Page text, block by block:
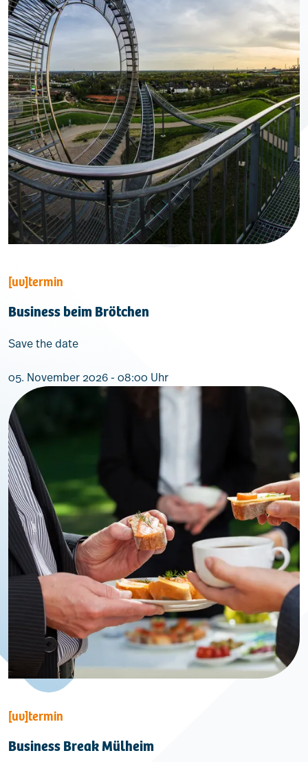
[uv]termin
Business beim Brötchen
Save the date
05. November 2026 - 08:00 Uhr
[uv]termin
Business Break Mülheim